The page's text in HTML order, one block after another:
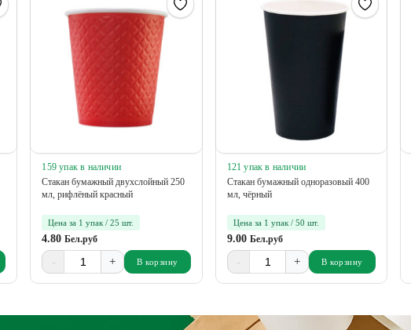
159 упак в наличии
Стакан бумажный двухслойный 250
мл, рифлёный красный
Цена за 1 упак / 25 шт.
4.80Бел.руб
- + В корзину
121 упак в наличии
Стакан бумажный одноразовый 400
мл, чёрный
Цена за 1 упак / 50 шт.
9.00 Бел.руб
- + В корзину